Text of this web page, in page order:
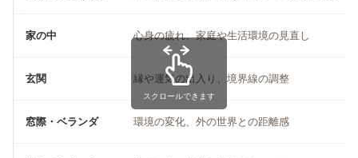
家の中 心身の疲れ、家庭や生活環境の見直し
玄関 縁や運気の出入り、境界線の調整
窓際・ベランダ 環境の変化、外の世界との距離感
スクロールできます